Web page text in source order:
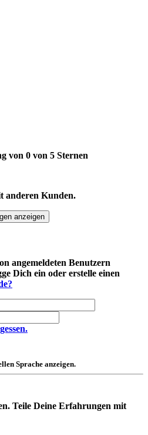
von 0 von 5 Sternen
anderen Kunden.
anzeigen
angemeldeten Benutzern
Dich ein oder erstelle einen
Sprache anzeigen.
Teile Deine Erfahrungen mit